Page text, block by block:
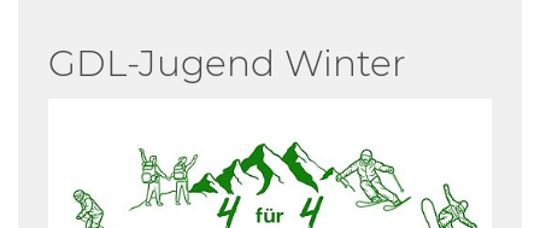
GDL-Jugend Winter